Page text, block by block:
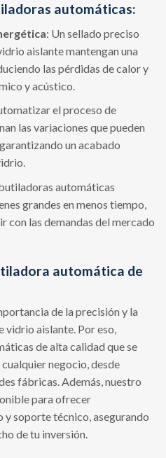
automáticas:
: Un sellado preciso
aislante mantengan una
las pérdidas de calor y
y acústico.
el proceso de
las variaciones que pueden
un acabado
automáticas
grandes en menos tiempo,
con las demandas del mercado
automática de
de la precisión y la
vidrio aislante. Por eso,
de alta calidad que se
negocio, desde
fábricas. Además, nuestro
para ofrecer
soporte técnico, asegurando
de tu inversión.